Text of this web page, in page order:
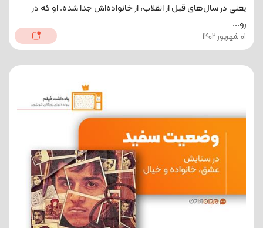
یعنی در سال‌های قبل از انقلاب، از خانواده‌اش جدا شده. او که در
رو...
01 شهریور 1402